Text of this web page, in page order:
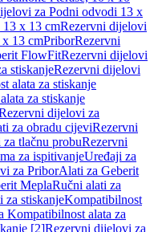
za Podni odvodi 13 x
13 x 13 cmRezervni dijelovi
x 13 cmPriborRezervni
FlowFitRezervni dijelovi
stiskanjeRezervni dijelovi
alata za stiskanje
za stiskanje
dijelovi za
za obradu cijeviRezervni
tlačnu probuRezervni
za ispitivanjeUređaji za
za PriborAlati za Geberit
MeplaRučni alati za
za stiskanjeKompatibilnost
Kompatibilnost alata za
[2]Rezervni dijelovi za